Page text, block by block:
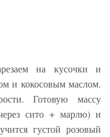
на кусочки и
и кокосовым маслом.
Готовую массу
сито + марлю) и
густой розовый